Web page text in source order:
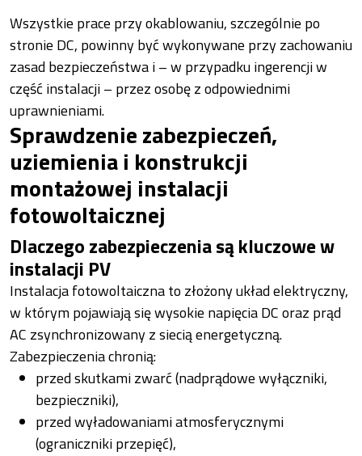
Wszystkie prace przy okablowaniu, szczególnie po
stronie DC, powinny być wykonywane przy zachowaniu
zasad bezpieczeństwa i – w przypadku ingerencji w
część instalacji – przez osobę z odpowiednimi
uprawnieniami.
Sprawdzenie zabezpieczeń,
uziemienia i konstrukcji
montażowej instalacji
fotowoltaicznej
Dlaczego zabezpieczenia są kluczowe w
instalacji PV
Instalacja fotowoltaiczna to złożony układ elektryczny,
w którym pojawiają się wysokie napięcia DC oraz prąd
AC zsynchronizowany z siecią energetyczną.
Zabezpieczenia chronią:
przed skutkami zwarć (nadprądowe wyłączniki,
bezpieczniki),
przed wyładowaniami atmosferycznymi
(ograniczniki przepięć),